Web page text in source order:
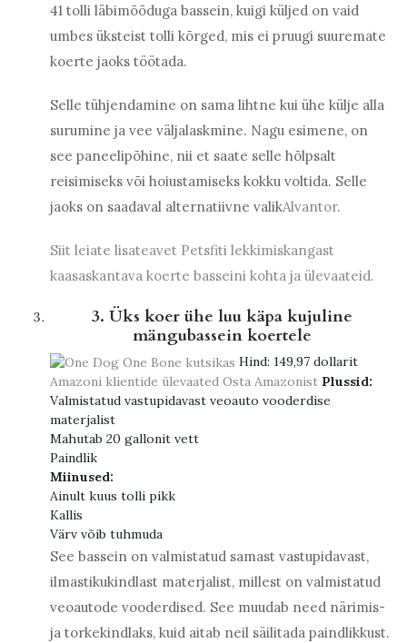
41 tolli läbimõõduga bassein, kuigi küljed on vaid
umbes üksteist tolli kõrged, mis ei pruugi suuremate
koerte jaoks töötada.
Selle tühjendamine on sama lihtne kui ühe külje alla
surumine ja vee väljalaskmine. Nagu esimene, on
see paneelipõhine, nii et saate selle hõlpsalt
reisimiseks või hoiustamiseks kokku voltida. Selle
jaoks on saadaval alternatiivne valikAlvantor.
Siit leiate lisateavet Petsfiti lekkimiskangast
kaasaskantava koerte basseini kohta ja ülevaateid.
3. Üks koer ühe luu käpa kujuline
mängubassein koertele
Hind: 149,97 dollarit
Amazoni klientide ülevaated Osta Amazonist Plussid:
Valmistatud vastupidavast veoauto vooderdise
materjalist
Mahutab 20 gallonit vett
Paindlik
Miinused:
Ainult kuus tolli pikk
Kallis
Värv võib tuhmuda
See bassein on valmistatud samast vastupidavast,
ilmastikukindlast materjalist, millest on valmistatud
veoautode vooderdised. See muudab need närimis-
ja torkekindlaks, kuid aitab neil säilitada paindlikkust.